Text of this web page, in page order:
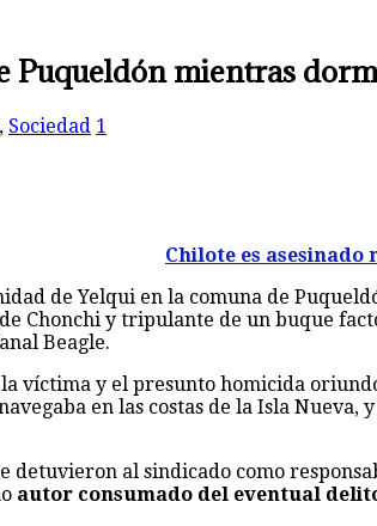
Puqueldón mientras
, Sociedad 1
Chilote es
de Yelqui en la comuna de
Chonchi y tripulante de un buque
Beagle.
víctima y el presunto homicida
en las costas de la Isla Nueva,
al sindicado como
autor consumado del eventual